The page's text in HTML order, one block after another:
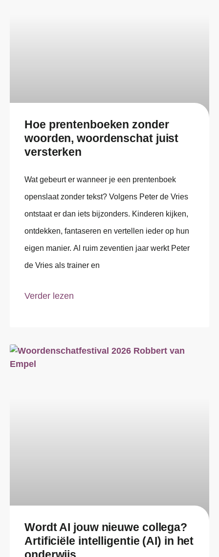
Hoe prentenboeken zonder
woorden, woordenschat juist
versterken
Wat gebeurt er wanneer je een prentenboek
openslaat zonder tekst? Volgens Peter de Vries
ontstaat er dan iets bijzonders. Kinderen kijken,
ontdekken, fantaseren en vertellen ieder op hun
eigen manier. Al ruim zeventien jaar werkt Peter
de Vries als trainer en
Verder lezen
Wordt AI jouw nieuwe collega?
Artificiële intelligentie (AI) in het